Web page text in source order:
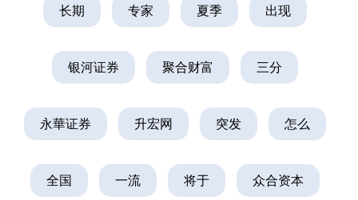
长期 专家 夏季 出现
银河证券 聚合财富 三分
永華证券 升宏网 突发 怎么
全国 一流 将于 众合资本